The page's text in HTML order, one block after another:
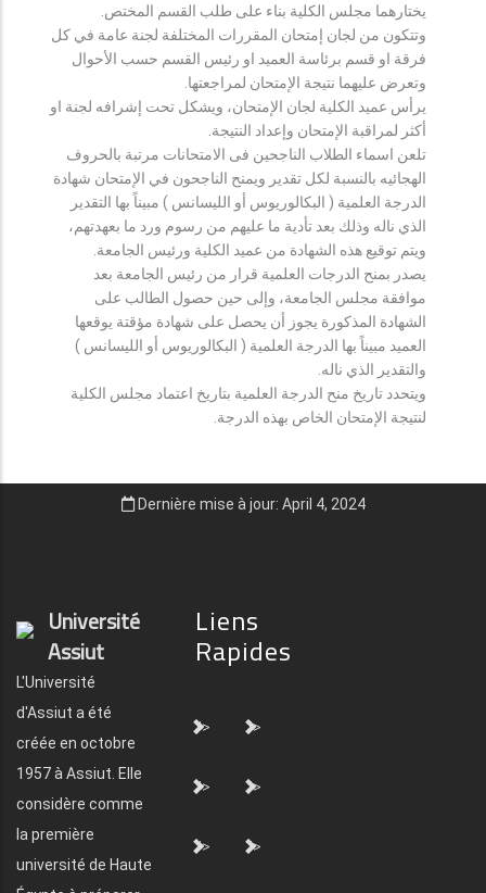
يختارهما مجلس الكلية بناء على طلب القسم المختص.
وتتكون من لجان إمتحان المقررات المختلفة لجنة عامة في كل
فرقة او قسم برئاسة العميد او رئيس القسم حسب الأحوال
وتعرض عليهما نتيجة الإمتحان لمراجعتها.
يرأس عميد الكلية لجان الإمتحان، ويشكل تحت إشرافه لجنة او
أكثر لمراقبة الإمتحان وإعداد النتيجة.
تلعن اسماء الطلاب الناجحين فى الامتحانات مرتبة بالحروف
الهجائيه بالنسبة لكل تقدير ويمنح الناجحون في الإمتحان شهادة
الدرجة العلمية ( البكالوريوس أو الليسانس ) مبيناً بها التقدير
الذي ناله وذلك بعد تأدية ما عليهم من رسوم ورد ما بعهدتهم،
ويتم توقيع هذه الشهادة من عميد الكلية ورئيس الجامعة.
يصدر بمنح الدرجات العلمية قرار من رئيس الجامعة بعد
موافقة مجلس الجامعة، وإلى حين حصول الطالب على
الشهادة المذكورة يجوز أن يحصل على شهادة مؤقتة يوقعها
العميد مبيناً بها الدرجة العلمية ( البكالوريوس أو الليسانس )
والتقدير الذي ناله.
ويتحدد تاريخ منح الدرجة العلمية بتاريخ اعتماد مجلس الكلية
لنتيجة الإمتحان الخاص بهذه الدرجة.
Dernière mise à jour: April 4, 2024
Université
Assiut
L'Université
d'Assiut a été
créée en octobre
1957 à Assiut. Elle
considère comme
la première
université de Haute
Liens
Rapides
"> ">
"> ">
"> ">